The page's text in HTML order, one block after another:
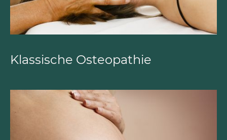
Klassische Osteopathie